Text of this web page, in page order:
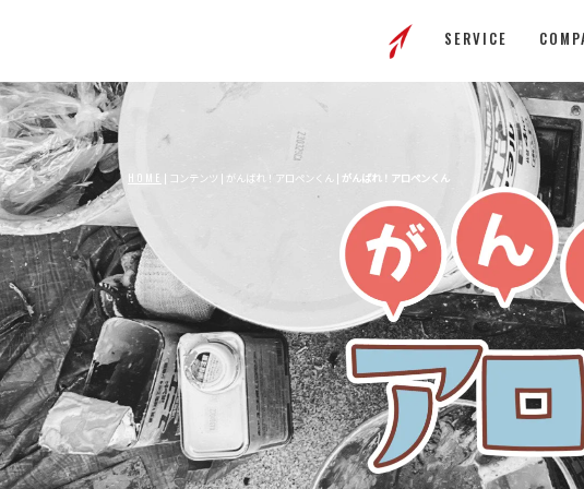
SERVICE
HOME | コンテンツ | がんばれ！アロペンくん | がんばれ！アロペンくん